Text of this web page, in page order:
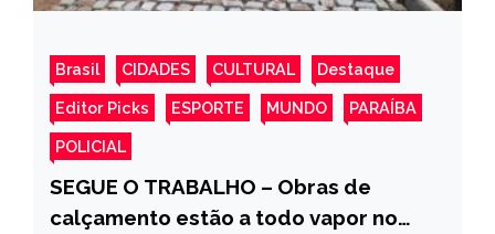
Brasil CIDADES CULTURAL Destaque
Editor Picks ESPORTE MUNDO PARAÍBA
POLICIAL
SEGUE O TRABALHO – Obras de
calçamento estão a todo vapor no